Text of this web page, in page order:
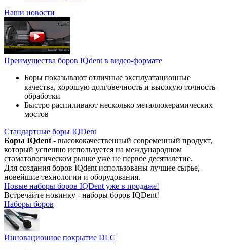
Наши новости
Преимущества боров IQdent в видео-формате
Боры показывают отличные эксплуатационные
качества, хорошую долговечность и высокую точность
обработки
Быстро распиливают несколько металлокерамических
мостов
Стандартные боры IQDent
Боры IQdent - высококачественный современный продукт,
который успешно используется на международном
стоматологическом рынке уже не первое десятилетие.
Для создания боров IQdent использованы лучшее сырье,
новейшие технологии и оборудования.
Новые наборы боров IQDent уже в продаже!
Встречайте новинку - наборы боров IQDent!
Наборы боров
Инновационное покрытие DLC